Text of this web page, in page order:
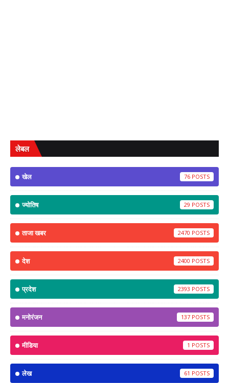
लेबल
खेल 76
ज्योतिष 29
ताजा खबर 2470
देश 2400
प्रदेश 2393
मनोरंजन 137
मीडिया 1
लेख 61